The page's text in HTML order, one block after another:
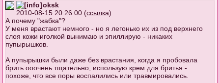
oksk
2010-08-15 20:26:00 (ссылка)
А почему "жабка"?
У меня врастают немного - но я легонько их из под верхнего
слоя кожи иголкой вынимаю и эпиллирую - никаких
пупырышков.
А пупырышки были даже без врастания, когда я пробовала
брить ооочень тщательно, использую крем для бритья -
похоже, что все поры воспалились или травмировались.